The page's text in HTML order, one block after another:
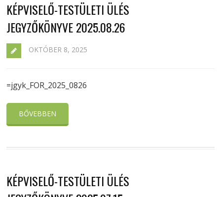
KÉPVISELŐ-TESTÜLETI ÜLÉS
JEGYZŐKÖNYVE 2025.08.26
OKTÓBER 8, 2025
=jgyk_FOR_2025_0826
BŐVEBBEN
KÉPVISELŐ-TESTÜLETI ÜLÉS